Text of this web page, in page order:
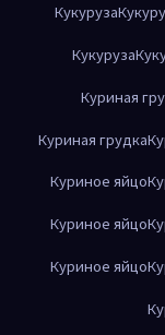
Кукуруза
Кукуруза
Куриная
Куриная грудка
Куриное яйцо
Куриное яйцо
Куриное яйцо